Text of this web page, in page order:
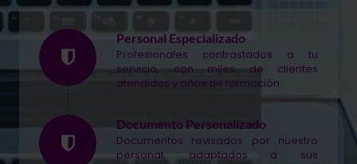
Personal Especializado
Profesionales contrastados a tu
servicio, con miles de clientes
atendidos y años de formación.
Documento Personalizado
Documentos revisados por nuestro
personal, adaptados a sus